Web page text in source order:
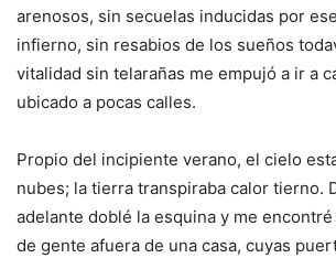
arenosos, sin secuelas inducidas por
infierno, sin resabios de los sueños
vitalidad sin telarañas me empujó a ir a
ubicado a pocas calles.
Propio del incipiente verano, el cielo
nubes; la tierra transpiraba calor tierno.
adelante doblé la esquina y me
de gente afuera de una casa, cuyas